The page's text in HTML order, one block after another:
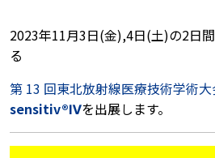
2023年11月3日(金),4日(土)の2日
る
第 13 回東北放射線医療技術学術
sensitiv®Ⅳを出展します。